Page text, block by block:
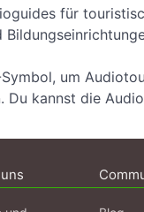
für
um
Du kannst die